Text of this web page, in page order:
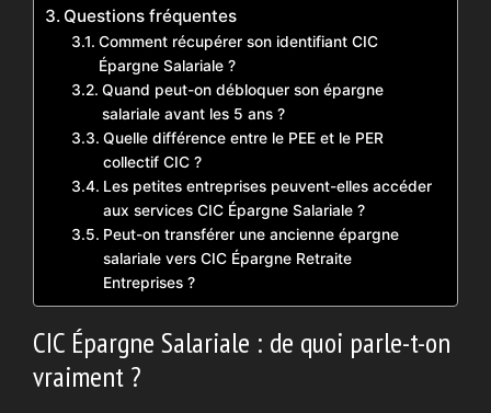
Questions fréquentes
Comment récupérer son identifiant CIC
Épargne Salariale ?
Quand peut-on débloquer son épargne
salariale avant les 5 ans ?
Quelle différence entre le PEE et le PER
collectif CIC ?
Les petites entreprises peuvent-elles accéder
aux services CIC Épargne Salariale ?
Peut-on transférer une ancienne épargne
salariale vers CIC Épargne Retraite
Entreprises ?
CIC Épargne Salariale : de quoi parle-t-on
vraiment ?